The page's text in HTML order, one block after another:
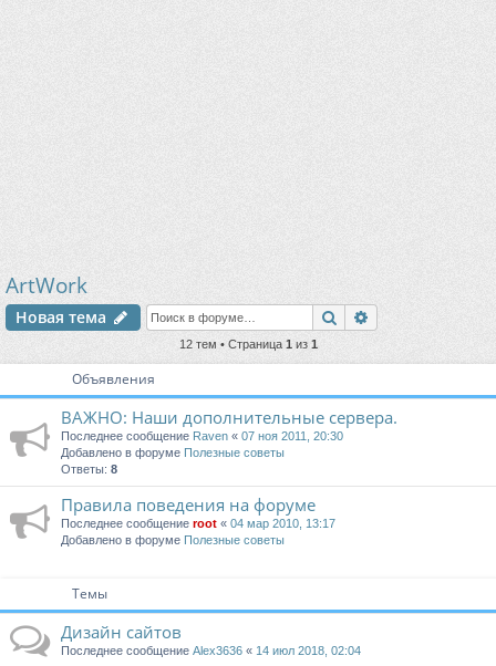
ArtWork
Новая тема Поиск
12 тем • Страница 1из 1
Объявления
ВАЖНО: Наши дополнительные сервера.
Последнее сообщение Raven « 07 ноя 2011, 20:30
Добавлено в форуме Полезные советы
Ответы: 8
Правила поведения на форуме
Последнее сообщение root « 04 мар 2010, 13:17
Добавлено в форуме Полезные советы
Темы
Дизайн сайтов
Последнее сообщение Alex3636 « 14 июл 2018, 02:04